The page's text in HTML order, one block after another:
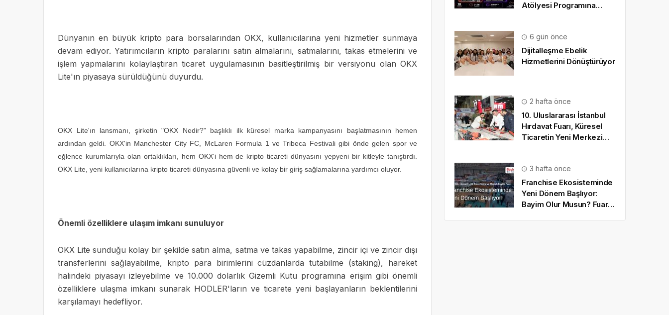
Dünyanın en büyük kripto para borsalarından OKX, kullanıcılarına yeni hizmetler sunmaya
devam ediyor. Yatırımcıların kripto paralarını satın almalarını, satmalarını, takas etmelerini ve
işlem yapmalarını kolaylaştıran ticaret uygulamasının basitleştirilmiş bir versiyonu olan OKX
Lite'ın piyasaya sürüldüğünü duyurdu.
OKX Lite'ın lansmanı, şirketin "OKX Nedir?" başlıklı ilk küresel marka kampanyasını başlatmasının hemen
ardından geldi. OKX'in Manchester City FC, McLaren Formula 1 ve Tribeca Festivali gibi önde gelen spor ve
eğlence kurumlarıyla olan ortaklıkları, hem OKX'i hem de kripto ticareti dünyasını yepyeni bir kitleyle tanıştırdı.
OKX Lite, yeni kullanıcılarına kripto ticareti dünyasına güvenli ve kolay bir giriş sağlamalarına yardımcı oluyor.
Önemli özelliklere ulaşım imkanı sunuluyor
OKX Lite sunduğu kolay bir şekilde satın alma, satma ve takas yapabilme, zincir içi ve zincir dışı
transferlerini sağlayabilme, kripto para birimlerini cüzdanlarda tutabilme (staking), hareket
halindeki piyasayı izleyebilme ve 10.000 dolarlık Gizemli Kutu programına erişim gibi önemli
özelliklere ulaşma imkanı sunarak HODLER'ların ve ticarete yeni başlayanların beklentilerini
karşılamayı hedefliyor.
Atölyesi Programına
6 gün önce
Dijitalleşme Ebelik
Hizmetlerini Dönüştürüyor
2 hafta önce
10. Uluslararası İstanbul
Hırdavat Fuarı, Küresel
Ticaretin Yeni Merkezi
3 hafta önce
Franchise Ekosisteminde
Yeni Dönem Başlıyor:
Bayim Olur Musun? Fuarı